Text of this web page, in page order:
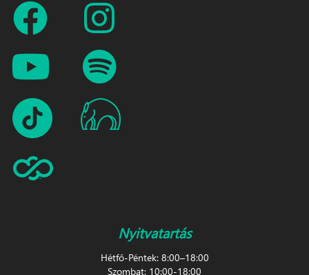
Nyitvatartás
Hétfő-Péntek: 8:00–18:00
Szombat: 10:00-18:00